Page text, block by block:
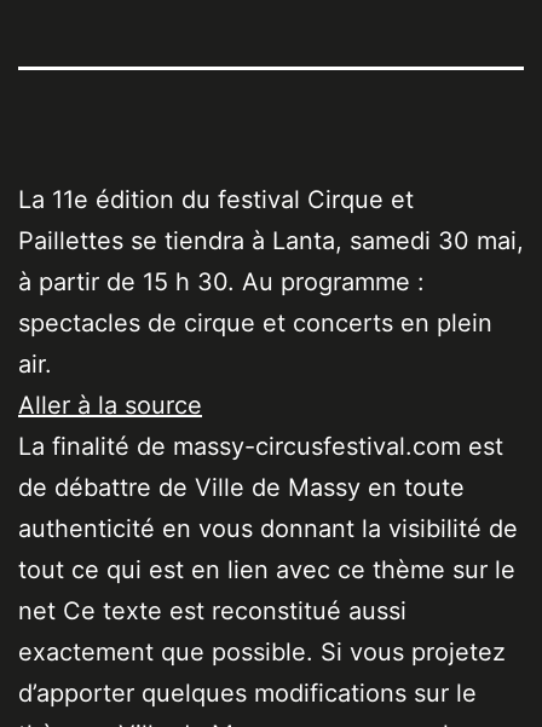
La 11e édition du festival Cirque et
Paillettes se tiendra à Lanta, samedi 30 mai,
à partir de 15 h 30. Au programme :
spectacles de cirque et concerts en plein
air.
Aller à la source
La finalité de massy-circusfestival.com est
de débattre de Ville de Massy en toute
authenticité en vous donnant la visibilité de
tout ce qui est en lien avec ce thème sur le
net Ce texte est reconstitué aussi
exactement que possible. Si vous projetez
d’apporter quelques modifications sur le